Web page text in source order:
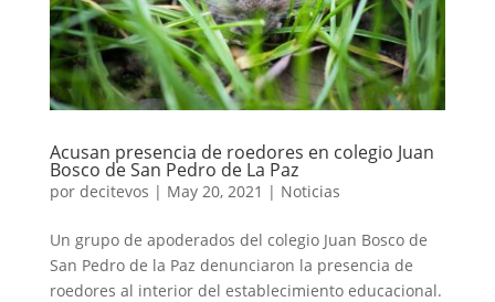
Acusan presencia de roedores en colegio Juan
Bosco de San Pedro de La Paz
por decitevos | May 20, 2021 | Noticias
Un grupo de apoderados del colegio Juan Bosco de
San Pedro de la Paz denunciaron la presencia de
roedores al interior del establecimiento educacional.